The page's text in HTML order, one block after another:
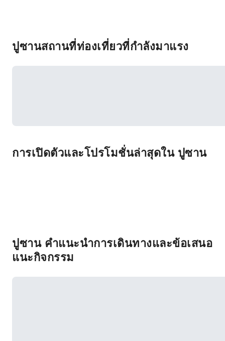
ปูซานสถานที่ท่องเที่ยวที่กำลังมาแรง
การเปิดตัวและโปรโมชั่นล่าสุดใน ปูซาน
ปูซาน คำแนะนำการเดินทางและข้อเสนอ
แนะกิจกรรม